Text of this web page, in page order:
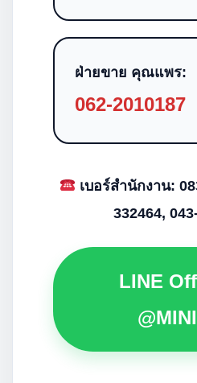
ฝ่ายขาย คุณแพร:
062-2010187
เบอร์สำนักงาน:
332464,
LINE